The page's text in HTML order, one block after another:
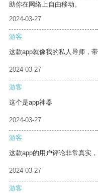
助你在网络上自由移动。
2024-03-27
游客
这款app就像我的私人导师，
2024-03-27
游客
这个是app神器
2024-03-27
游客
这款app的用户评论非常真实
2024-03-27
游客